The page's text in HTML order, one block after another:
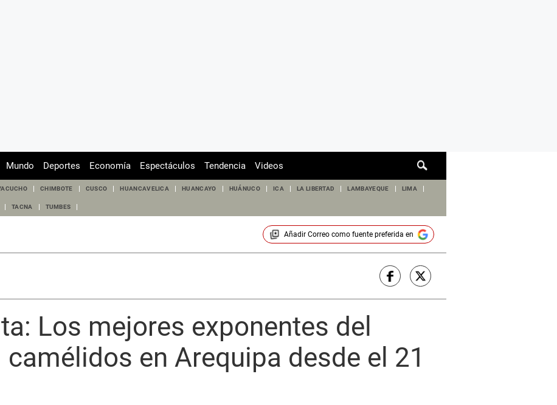
de
Mundo Deportes Economía Espectáculos Tendencia Videos
CHIMBOTE CUSCO HUANCAVELICA HUANCAYO HUÁNUCO ICA LA LIBERTAD LAMBAYEQUE LIMA
TACNA TUMBES
Añadir Correocomo fuente preferida en
Los mejores exponentes del
en Arequipa desde el 21